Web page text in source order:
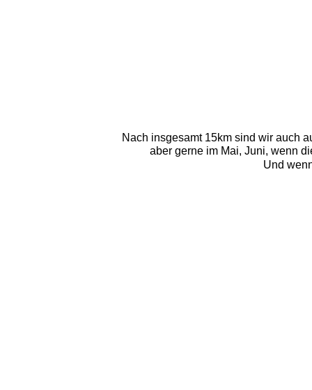
Nach insgesamt 15km sind wir auch
aber gerne im Mai, Juni, wenn
Und